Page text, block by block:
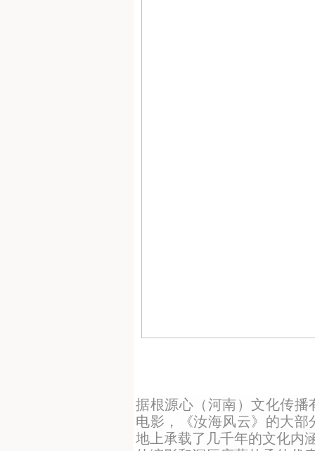
据根源心（河南）文化传
电影，《汝海风云》的大
地上承载了几千年的文化内